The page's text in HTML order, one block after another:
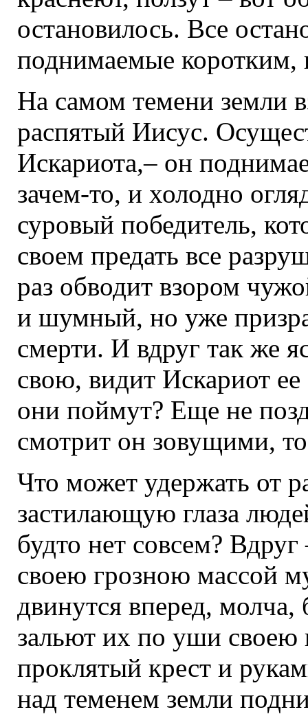
остановилось. Все
поднимаемые коротким,
На самом темени земли
распятый Иисус.
Искариота,– он
зачем-то, и холодно
суровый победитель,
своем предать все
раз обводит взором
и шумный, но уже
смерти. И вдруг так же
свою, видит Искариот
они поймут? Еще не
смотрит он зовущими,
Что может удержать от
застилающую глаза
будто нет совсем?
своею грозною массой
двинутся вперед, молча,
зальют их по уши своею
проклятый крест и
над теменем земли